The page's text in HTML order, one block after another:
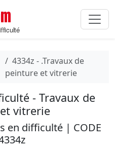
4334z - .Travaux de
peinture et vitrerie
- Travaux de
vitrerie
en difficulté | CODE